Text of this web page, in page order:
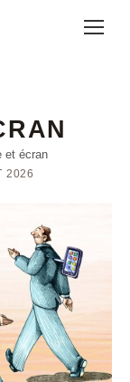
et écran
2026